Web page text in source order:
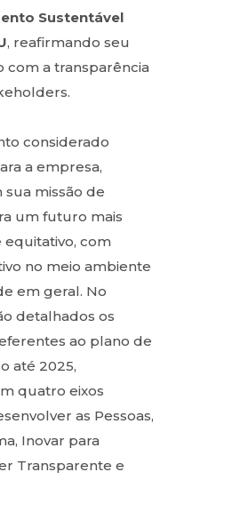
Sustentável
, reafirmando seu
com a transparência
considerado
a empresa,
missão de
um futuro mais
equitativo, com
no meio ambiente
em geral. No
detalhados os
ao plano de
até 2025,
quatro eixos
as Pessoas,
Inovar para
Transparente e